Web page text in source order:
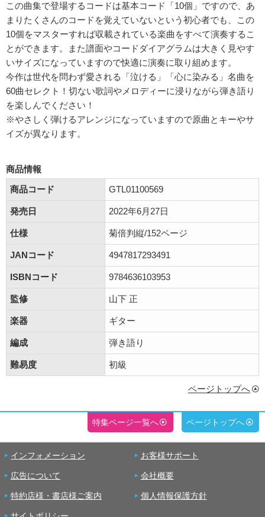
この曲集で登場するコードは基本コード「10個」ですので、あ
まりたくさんのコードを覚えていないという初心者でも、この
10個をマスターすれば収載されている楽曲をすべて演奏するこ
とができます。また譜面やコードダイアグラムは大きく見やす
いサイズになっていますので快適に演奏に取り組めます。
今作は世代を問わず愛される「泣ける」「心に染みる」名曲を
60曲セレクト！切ない歌詞やメロディーに浸りながら弾き語り
を楽しんでください！
※やさしく弾けるアレンジになっていますので原曲とキーやサ
イズが異なります。
商品情報
商品コード
GTL01100569
発売日 2022年6月27日
仕様 菊倍判縦/152ページ
JANコード 4947817293491
ISBNコード 9784636103953
監修 山下 正
楽器 ギター
編成 弾き語り
難易度 初級
ページトップへ
特集ページ一覧へ ページトップへ
インフォメーション お客様サポート
広告について 会社概要
特約店様・書店様ご案内 個人情報保護方針